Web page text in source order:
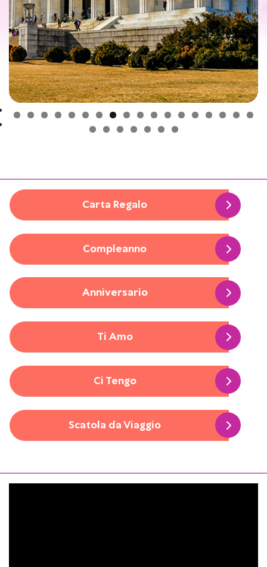
Carta Regalo
Compleanno
Anniversario
Ti Amo
Ci Tengo
Scatola da Viaggio